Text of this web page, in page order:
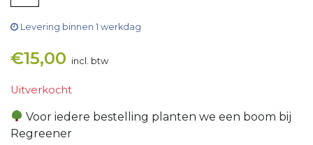
Levering binnen 1 werkdag
€15,00 incl. btw
Uitverkocht
Voor iedere bestelling planten we een boom bij
Regreener